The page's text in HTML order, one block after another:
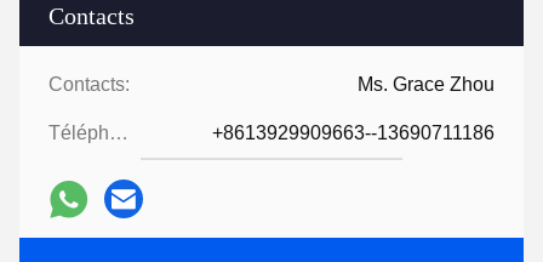
Contacts
Contacts: Ms. Grace Zhou
Téléphone: +8613929909663--13690711186